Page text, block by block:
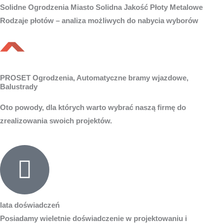
Solidne Ogrodzenia Miasto Solidna Jakość Płoty Metalowe
Rodzaje płotów – analiza możliwych do nabycia wyborów
PROSET Ogrodzenia, Automatyczne bramy wjazdowe,
Balustrady
Oto powody, dla których warto wybrać naszą firmę do
zrealizowania swoich projektów.
lata doświadczeń
Posiadamy wieletnie doświadczenie w projektowaniu i